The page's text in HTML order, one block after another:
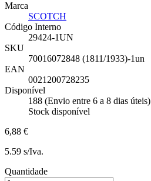
Marca
SCOTCH
Código Interno
29424-1UN
SKU
70016072848 (1811/1933)-1un
EAN
0021200728235
Disponível
188 (Envio entre 6 a 8 dias úteis)
Stock disponível
6,88 €
5.59 s/Iva.
Quantidade